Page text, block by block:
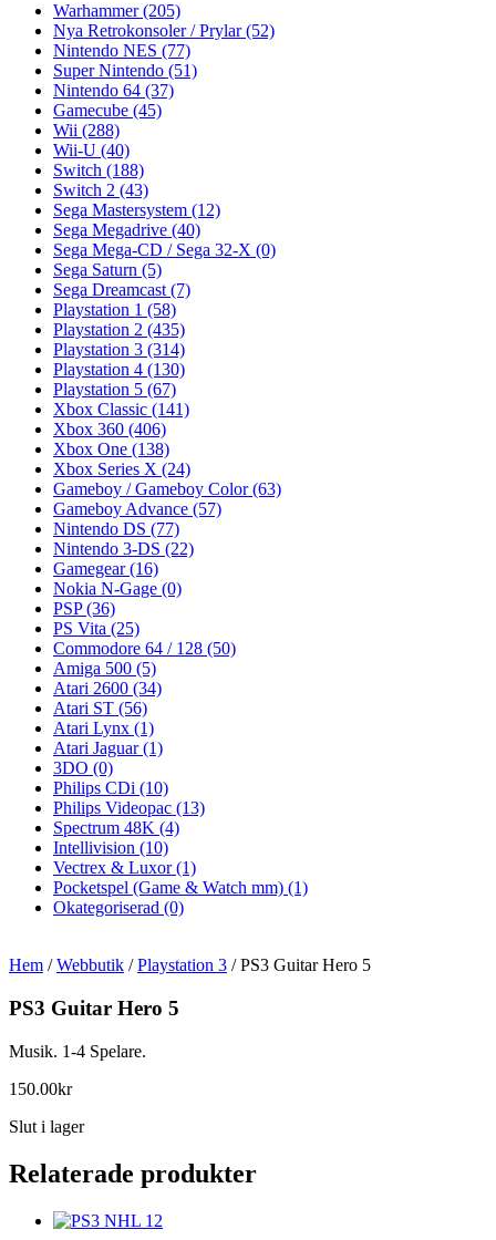
Warhammer(205)
Nya Retrokonsoler / Prylar(52)
Nintendo NES (77)
Super Nintendo (51)
Nintendo 64 (37)
Gamecube (45)
Wii (288)
Wii-U (40)
Switch (188)
Switch 2 (43)
Sega Mastersystem (12)
Sega Megadrive (40)
Sega Mega-CD / Sega 32-X (0)
Sega Saturn (5)
Sega Dreamcast (7)
Playstation 1 (58)
Playstation 2 (435)
Playstation 3 (314)
Playstation 4 (130)
Playstation 5 (67)
Xbox Classic (141)
Xbox 360 (406)
Xbox One (138)
Xbox Series X (24)
Gameboy / Gameboy Color(63)
Gameboy Advance (57)
Nintendo DS (77)
Nintendo 3-DS (22)
Gamegear(16)
Nokia N-Gage (0)
PSP(36)
PS Vita (25)
Commodore 64 / 128 (50)
Amiga 500 (5)
Atari 2600 (34)
Atari ST (56)
Atari Lynx (1)
Atari Jaguar(1)
3DO (0)
Philips CDi (10)
Philips Videopac (13)
Spectrum 48K (4)
Intellivision (10)
Vectrex & Luxor(1)
Pocketspel (Game & Watch mm) (1)
Okategoriserad (0)
Hem /Webbutik /Playstation 3 / PS3 Guitar Hero 5
PS3 Guitar Hero 5
Musik. 1-4 Spelare.
150.00kr
Slut i lager
Relaterade produkter